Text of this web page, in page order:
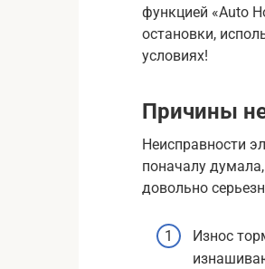
функцией «Auto
остановки,
условиях!
Причины
Неисправности
поначалу
довольно
Износ